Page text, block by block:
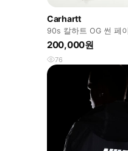
Carhartt
90s 칼하트 OG 썬 페
켓 M
200,000원
76